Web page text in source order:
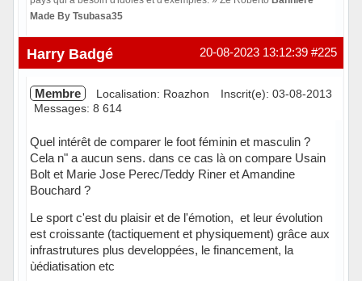
Made By Tsubasa35
Hors ligne #225
20-08-2023 13:12:39
Harry Badgé
Membre Localisation: Roazhon
Inscrit(e): 03-08-2013
Messages: 8 614
Quel intérêt de comparer le foot féminin et masculin ?
Cela n" a aucun sens. dans ce cas là on compare Usain
Bolt et Marie Jose Perec/Teddy Riner et Amandine
Bouchard ?
Le sport c'est du plaisir et de l'émotion, et leur évolution
est croissante (tactiquement et physiquement) grâce aux
infrastrutures plus developpées, le financement, la
ùédiatisation etc